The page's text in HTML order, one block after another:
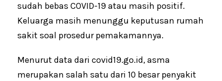
sudah bebas COVID-19 atau masih positif.
Keluarga masih menunggu keputusan rumah
sakit soal prosedur pemakamannya.
Menurut data dari covid19.go.id, asma
merupakan salah satu dari 10 besar penyakit